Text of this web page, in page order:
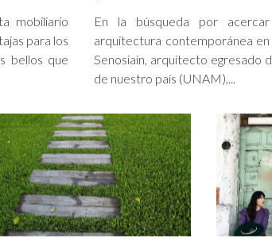
mobiliario
para los
bellos que
En la búsqueda por
arquitectura contemporánea
Senosiain, arquitecto egresado
de nuestro país (UNAM),...